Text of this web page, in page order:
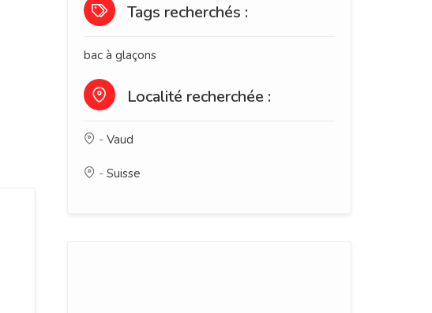
Tags recherchés :
bac à glaçons
Localité recherchée :
- Vaud
- Suisse